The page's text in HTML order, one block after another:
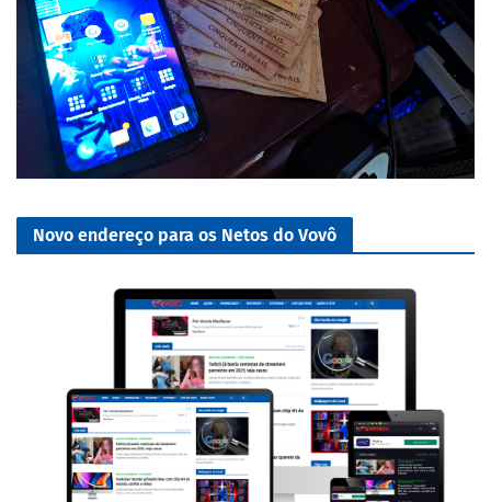
Novo endereço para os Netos do Vovô